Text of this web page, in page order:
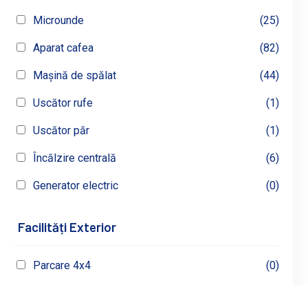
Microunde (25)
Aparat cafea (82)
Mașină de spălat (44)
Uscător rufe (1)
Uscător păr (1)
Încălzire centrală (6)
Generator electric (0)
Facilități Exterior
Parcare 4x4 (0)